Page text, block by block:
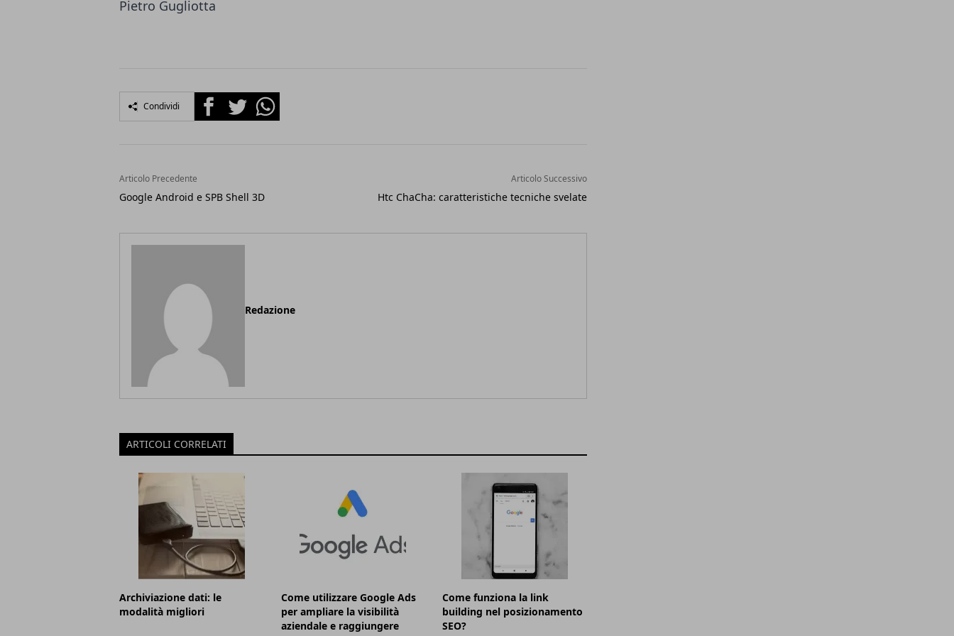
Pietro Gugliotta
Condividi FacebookTwitterWhatsapp
Articolo Precedente
Google Android e SPB Shell 3D
Articolo Successivo
Htc ChaCha: caratteristiche tecniche svelate
Redazione
ARTICOLI CORRELATI
Archiviazione dati: le
modalità migliori
Come utilizzare Google Ads
per ampliare la visibilità
aziendale e raggiungere
Come funziona la link
building nel posizionamento
SEO?